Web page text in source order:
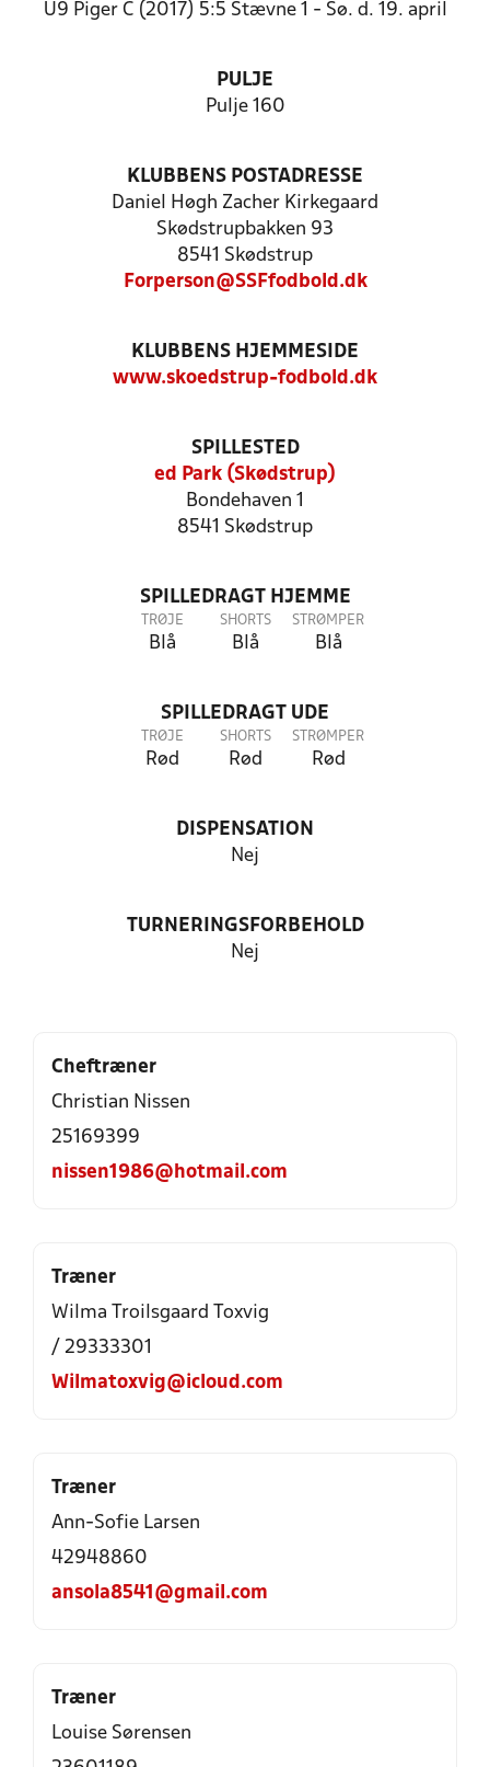
U9 Piger C (2017) 5:5 Stævne 1 - Sø. d. 19. april
PULJE
Pulje 160
KLUBBENS POSTADRESSE
Daniel Høgh Zacher Kirkegaard
Skødstrupbakken 93
8541 Skødstrup
Forperson@SSFfodbold.dk
KLUBBENS HJEMMESIDE
www.skoedstrup-fodbold.dk
SPILLESTED
ed Park (Skødstrup)
Bondehaven 1
8541 Skødstrup
SPILLEDRAGT HJEMME
TRØJE
Blå
SHORTS
Blå
STRØMPER
Blå
SPILLEDRAGT UDE
TRØJE
Rød
SHORTS
Rød
STRØMPER
Rød
DISPENSATION
Nej
TURNERINGSFORBEHOLD
Nej
Cheftræner
Christian Nissen
25169399
nissen1986@hotmail.com
Træner
Wilma Troilsgaard Toxvig
/ 29333301
Wilmatoxvig@icloud.com
Træner
Ann-Sofie Larsen
42948860
ansola8541@gmail.com
Træner
Louise Sørensen